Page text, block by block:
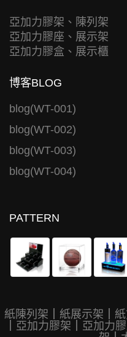
亞加力膠架、陳列架
亞加力膠座、展示架
亞加力膠盒、展示櫃
博客BLOG
blog(WT-001)
blog(WT-002)
blog(WT-003)
blog(WT-004)
PATTERN
紙陳列架 紙展示架
亞加力膠架 亞加力